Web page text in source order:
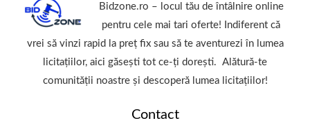
Bidzone.ro – locul tău de întâlnire online
pentru cele mai tari oferte! Indiferent că
vrei să vinzi rapid la preț fix sau să te aventurezi în lumea
licitațiilor, aici găsești tot ce-ți dorești. Alătură-te
comunității noastre și descoperă lumea licitațiilor!
Contact